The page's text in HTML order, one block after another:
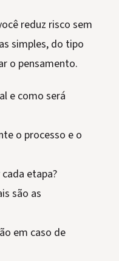
reduz risco sem
simples, do tipo
o pensamento.
e como será
o processo e o
etapa?
são as
em caso de